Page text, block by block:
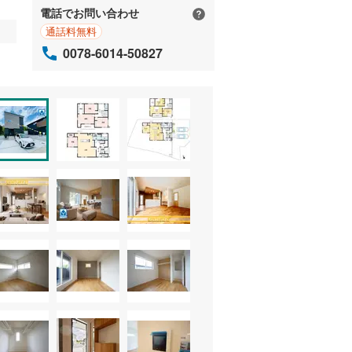
電話でお問い合わせ
通話料無料
0078-6014-50827